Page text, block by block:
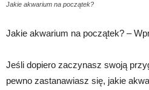
Jakie akwarium na początek?
Jakie akwarium na początek? –
Jeśli dopiero zaczynasz swoją
pewno zastanawiasz się, jakie